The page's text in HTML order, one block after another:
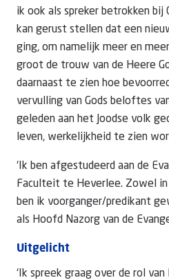
ik ook als spreker betrokken bij
kan gerust stellen dat een
ging, om namelijk meer en
groot de trouw van de Heere
daarnaast te zien hoe
vervulling van Gods beloftes
geleden aan het Joodse volk
leven, werkelijkheid te zien
‘Ik ben afgestudeerd aan de
Faculteit te Heverlee. Zowel in
ben ik voorganger/predikant
als Hoofd Nazorg van de
Uitgelicht
‘Ik spreek graag over de rol